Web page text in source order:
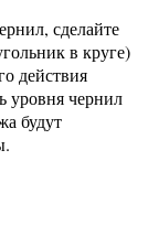
сделайте
в круге)
действия
уровня чернил
будут